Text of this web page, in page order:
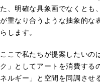
た、明確な具象画でなくとも
が重なり合うような抽象的な
らします。
ここで私たちが提案したいの
ク」としてアートを消費する
ネルギー」と空間を同調させ